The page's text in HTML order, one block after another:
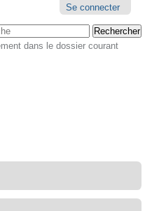
Se connecter
par
dans le dossier courant